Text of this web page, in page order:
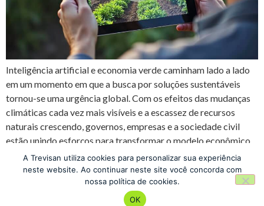
Inteligência artificial e economia verde caminham lado a lado
em um momento em que a busca por soluções sustentáveis
tornou-se uma urgência global. Com os efeitos das mudanças
climáticas cada vez mais visíveis e a escassez de recursos
naturais crescendo, governos, empresas e a sociedade civil
estão unindo esforços para transformar o modelo econômico.
Nesse […]
Escola de Negócios
Todos os direitos reservados
A Trevisan utiliza cookies para personalizar sua experiência
neste website. Ao continuar neste site você concorda com
nossa política de cookies.
OK